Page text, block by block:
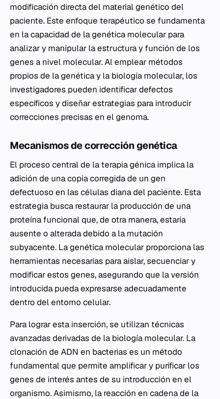
modificación directa del material genético del
paciente. Este enfoque terapéutico se fundamenta
en la capacidad de la genética molecular para
analizar y manipular la estructura y función de los
genes a nivel molecular. Al emplear métodos
propios de la genética y la biología molecular, los
investigadores pueden identificar defectos
específicos y diseñar estrategias para introducir
correcciones precisas en el genoma.
Mecanismos de corrección genética
El proceso central de la terapia génica implica la
adición de una copia corregida de un gen
defectuoso en las células diana del paciente. Esta
estrategia busca restaurar la producción de una
proteína funcional que, de otra manera, estaría
ausente o alterada debido a la mutación
subyacente. La genética molecular proporciona las
herramientas necesarias para aislar, secuenciar y
modificar estos genes, asegurando que la versión
introducida pueda expresarse adecuadamente
dentro del entorno celular.
Para lograr esta inserción, se utilizan técnicas
avanzadas derivadas de la biología molecular. La
clonación de ADN en bacterias es un método
fundamental que permite amplificar y purificar los
genes de interés antes de su introducción en el
organismo. Asimismo, la reacción en cadena de la